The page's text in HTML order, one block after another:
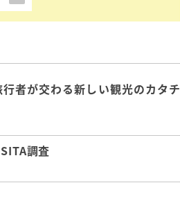
者が交わる新しい観光のカタチ
調査